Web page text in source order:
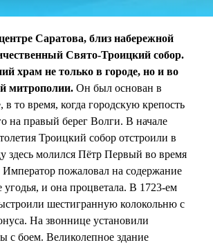
Саратова, близ набережной
Свято-Троицкий собор.
храм не только в городе, но и во
митрополии. Он был основан в
в то время, когда городскую крепость
на правый берег Волги. В начале
Троицкий собор отстроили в
здесь молился Пётр Первый во время
Император пожаловал на содержание
угодья, и она процветала. В 1723-ем
шестигранную колокольню с
На звоннице установили
с боем. Великолепное здание